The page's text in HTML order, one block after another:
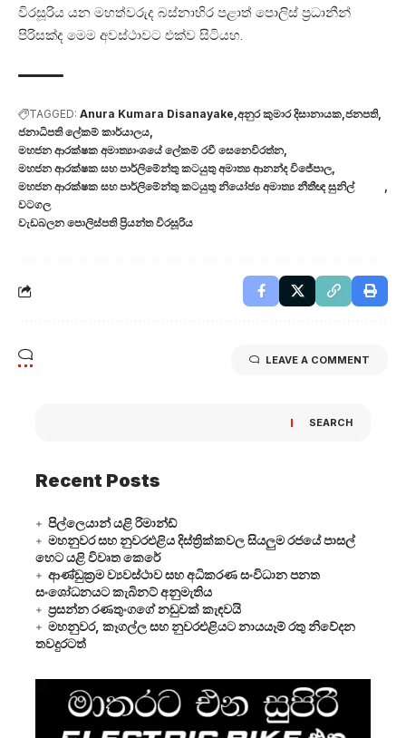
විරසූරිය යන මහත්වරුද බස්නාහිර පළාත් පොලිස් ප්‍රධානීන්
පිරිසක්ද මෙම අවස්ථාවට එක්ව සිටියහ.
TAGGED: Anura Kumara Disanayake අනුර කුමාර දිසානායක ජනපති
ජනාධිපති ලේකම් කාර්යාලය
මහජන ආරක්ෂක අමාත්‍යාංශයේ ලේකම් රවී සෙනෙවිරත්න
මහජන ආරක්ෂක සහ පාර්ලිමේන්තු කටයුතු අමාත්‍ය ආනන්ද විජේපාල
මහජන ආරක්ෂක සහ පාර්ලිමේන්තු කටයුතු නියෝජ්‍ය අමාත්‍ය නීතීඥ සුනිල්
වටගල
වැඩබලන පොලිස්පති ප්‍රියන්ත විරසූරිය
LEAVE A COMMENT
SEARCH
Recent Posts
පිල්ලෙයාන් යළි රිමාන්ඩ්
මහනුවර සහ නුවරඑළිය දිස්ත්‍රික්කවල සියලුම රජයේ පාසල්
හෙට යළි විවෘත කෙරේ
ආණ්ඩුක්‍රම ව්‍යවස්ථාව සහ අධිකරණ සංවිධාන පනත
සංශෝධනයට කැබිනට් අනුමැතිය
ප්‍රසන්න රණතුංගගේ නඩුවක් කැඳවයි
මහනුවර, කෑගල්ල සහ නුවරඑළියට නායයෑම් රතු නිවේදන
තවදුරටත්
Player